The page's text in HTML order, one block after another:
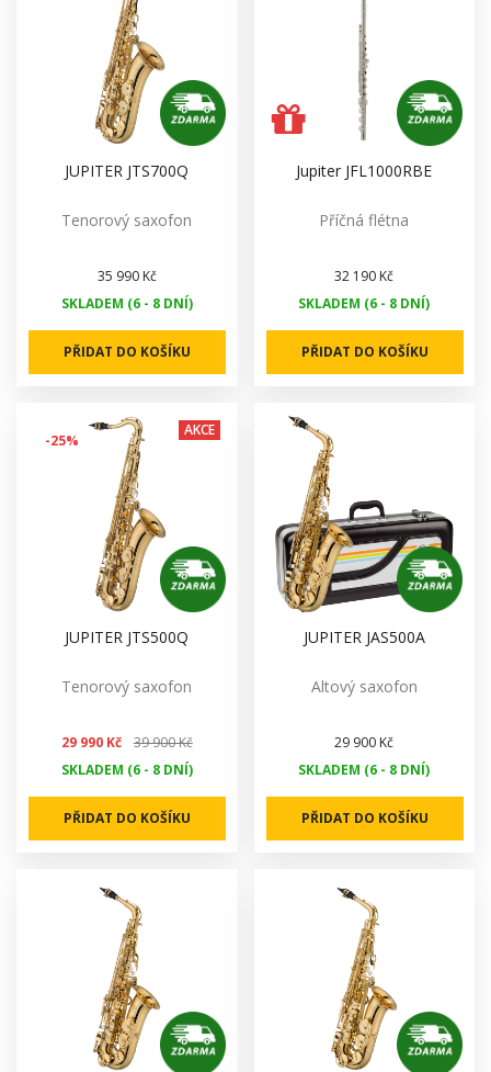
JUPITER JTS700Q
Tenorový saxofon
35 990 Kč
SKLADEM (6 - 8 DNÍ)
PŘIDAT DO KOŠÍKU
Jupiter JFL1000RBE
Příčná flétna
32 190 Kč
SKLADEM (6 - 8 DNÍ)
PŘIDAT DO KOŠÍKU
-25%
AKCE
JUPITER JTS500Q
Tenorový saxofon
29 990 Kč
39 900 Kč
SKLADEM (6 - 8 DNÍ)
PŘIDAT DO KOŠÍKU
JUPITER JAS500A
Altový saxofon
29 900 Kč
SKLADEM (6 - 8 DNÍ)
PŘIDAT DO KOŠÍKU